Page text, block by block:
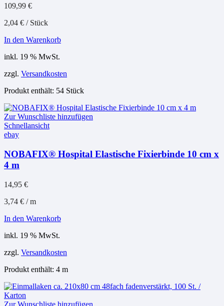
109,99 €
2,04 € / Stück
In den Warenkorb
inkl. 19 % MwSt.
zzgl. Versandkosten
Produkt enthält: 54 Stück
Zur Wunschliste hinzufügen
Schnellansicht
ebay
NOBAFIX® Hospital Elastische Fixierbinde 10 cm x
4 m
14,95 €
3,74 € /m
In den Warenkorb
inkl. 19 % MwSt.
zzgl. Versandkosten
Produkt enthält: 4 m
Zur Wunschliste hinzufügen